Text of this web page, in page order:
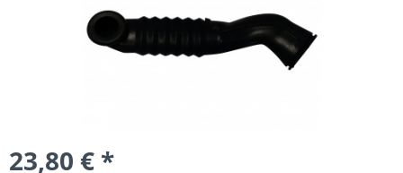
23,80 € *